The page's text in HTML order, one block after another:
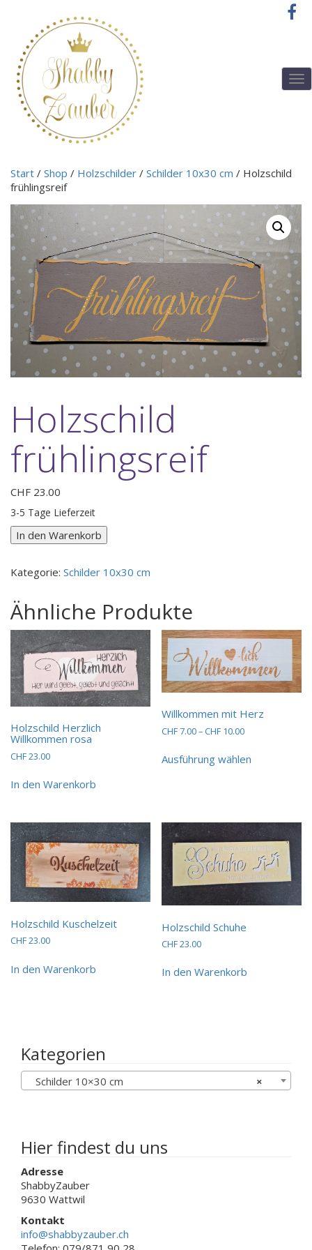
T
o
i
a
i
Start / Shop / Holzschilder / Schilder 10x30 cm / Holzschild
frühlingsreif
Holzschild
frühlingsreif
CHF 23.00
3-5 Tage Lieferzeit
Holzschild
frühlingsreif
In den Warenkorb
Kategorie: Schilder 10x30 cm
Ähnliche Produkte
Holzschild Herzlich
Willkommen rosa
CHF23.00
In den Warenkorb
Willkommen mit Herz
CHF 7.00– CHF 10.00Preisspanne:
bis
Ausführung wählen
Die
Optionen
können
auf
der
Holzschild Kuschelzeit
CHF23.00
In den Warenkorb
Holzschild Schuhe
CHF23.00
In den Warenkorb
Kategorien
×
Schilder 10×30 cm
Hier findest du uns
Adresse
ShabbyZauber
9630 Wattwil
Kontakt
info@shabbyzauber.ch